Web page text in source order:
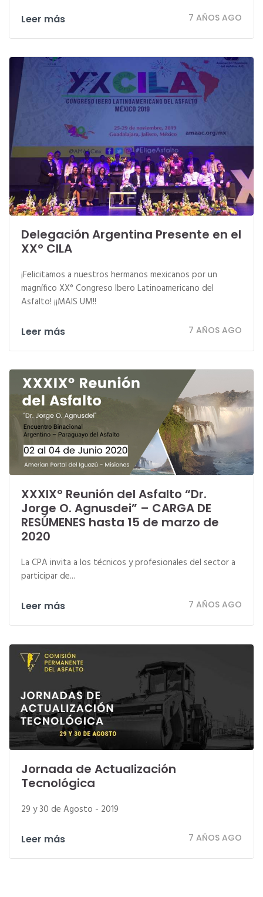
Leer más 7 AÑOS AGO
Delegación Argentina Presente en el
XXº CILA
¡Felicitamos a nuestros hermanos mexicanos por un
magnífico XX° Congreso Ibero Latinoamericano del
Asfalto! ¡¡MAIS UM!!
Leer más 7 AÑOS AGO
XXXIXº Reunión del Asfalto “Dr.
Jorge O. Agnusdei” – CARGA DE
RESÚMENES hasta 15 de marzo de
2020
La CPA invita a los técnicos y profesionales del sector a
participar de...
Leer más 7 AÑOS AGO
Jornada de Actualización
Tecnológica
29 y 30 de Agosto - 2019
Leer más 7 AÑOS AGO